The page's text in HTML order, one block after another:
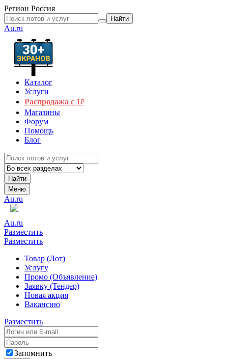
Регион Россия
Найти
Au.ru
Каталог
Услуги
Распродажа с 1₽
Магазины
Форум
Помощь
Блог
Найти
Меню
Au.ru
Au.ru
Разместить
Разместить
Товар (Лот)
Услугу
Промо (Объявление)
Заявку (Тендер)
Новая акция
Вакансию
Разместить
Запомнить